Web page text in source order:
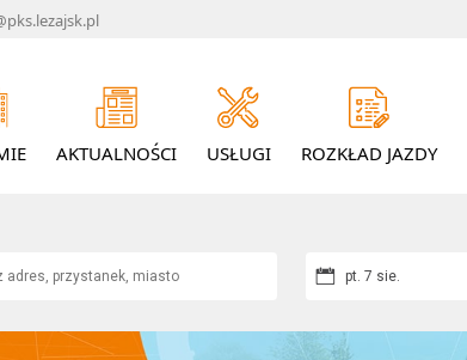
AKTUALNOŚCI USŁUGI ROZKŁAD JAZDY
pt. 7 sie.